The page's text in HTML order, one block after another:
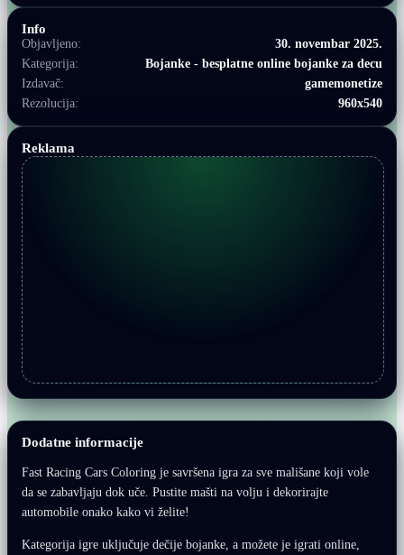
Dodatne informacije
Fast Racing Cars Coloring je savršena igra za sve mališane koji vole
da se zabavljaju dok uče. Pustite mašti na volju i dekorirajte
automobile onako kako vi želite!
Kategorija igre uključuje dečije bojanke, a možete je igrati online,
Info
Objavljeno:
30. novembar 2025.
Kategorija:
Bojanke - besplatne online bojanke za decu
Izdavač:
gamemonetize
Rezolucija:
960x540
Reklama